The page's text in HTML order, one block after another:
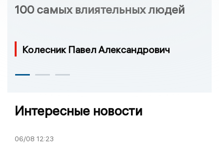
100 самых влиятельных людей
Колесник Павел Александрович
Интересные новости
06/08 12:23